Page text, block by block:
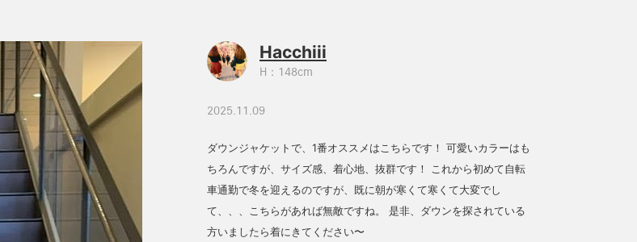
Hacchiii
H：148cm
2025.11.09
ダウンジャケットで、1番オススメはこちらです！ 可愛いカラーはも
ちろんですが、サイズ感、着心地、抜群です！ これから初めて自転
車通勤で冬を迎えるのですが、既に朝が寒くて寒くて大変でし
て、、、こちらがあれば無敵ですね。 是非、ダウンを探されている
方いましたら着にきてください〜